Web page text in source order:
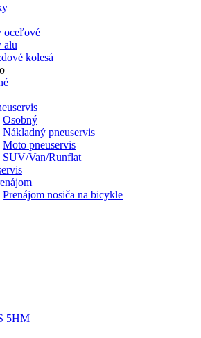
oceľové
alu
kolesá
Osobný
Nákladný pneuservis
Moto pneuservis
SUV/Van/Runflat
Prenájom nosiča na bicykle
5HM